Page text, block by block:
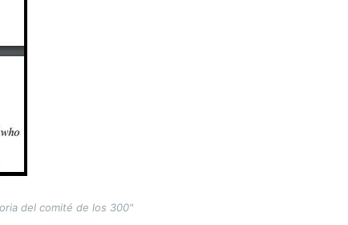
del comité de los 300"